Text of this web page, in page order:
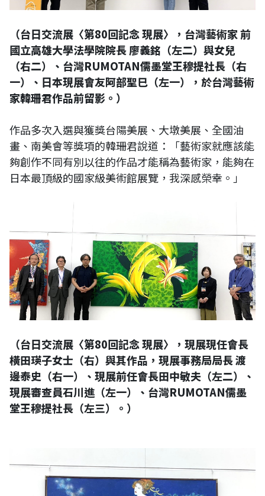
（台日交流展〈第80回記念 現展〉，台灣藝術家 前
國立高雄大學法學院院長 廖義銘（左二）與女兒
（右二）、台灣RUMOTAN儒墨堂王穆提社長（右
一）、日本現展會友阿部聖巳（左一），於台灣藝術
家韓珊君作品前留影。）
作品多次入選與獲獎台陽美展、大墩美展、全國油
畫、南美會等獎項的韓珊君說道：「藝術家就應該能
夠創作不同有別以往的作品才能稱為藝術家，能夠在
日本最頂級的國家級美術館展覽，我深感榮幸。」
（台日交流展〈第80回記念 現展〉，現展現任會長
橫田瑛子女士（右）與其作品，現展事務局局長 渡
邊泰史（右一）、現展前任會長田中敏夫（左二）、
現展審查員石川進（左一）、台灣RUMOTAN儒墨
堂王穆提社長（左三）。）